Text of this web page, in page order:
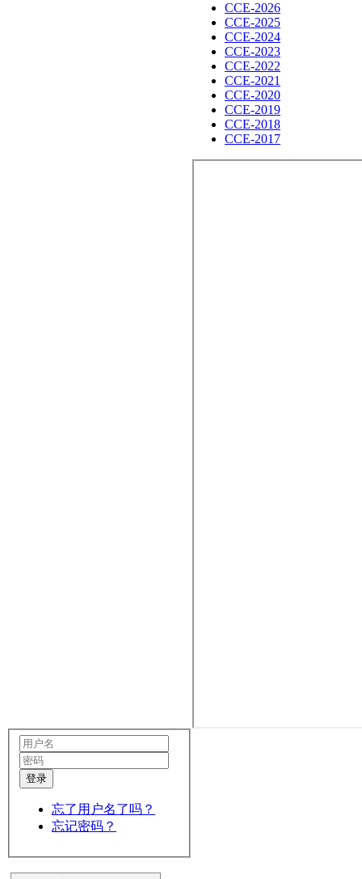
CCE-2026
CCE-2025
CCE-2024
CCE-2023
CCE-2022
CCE-2021
CCE-2020
CCE-2019
CCE-2018
CCE-2017
登录
忘了用户名了吗？
忘记密码？